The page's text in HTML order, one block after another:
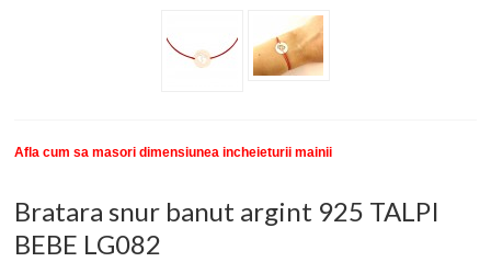
Afla cum sa masori dimensiunea incheieturii mainii
Bratara snur banut argint 925 TALPI
BEBE LG082